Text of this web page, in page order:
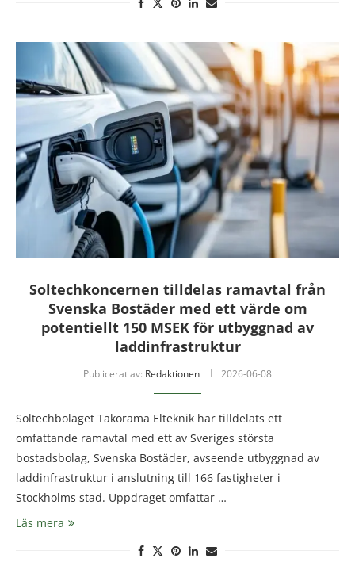
Soltechkoncernen tilldelas ramavtal från
Svenska Bostäder med ett värde om
potentiellt 150 MSEK för utbyggnad av
laddinfrastruktur
Publicerat av: Redaktionen 2026-06-08
Soltechbolaget Takorama Elteknik har tilldelats ett
omfattande ramavtal med ett av Sveriges största
bostadsbolag, Svenska Bostäder, avseende utbyggnad av
laddinfrastruktur i anslutning till 166 fastigheter i
Stockholms stad. Uppdraget omfattar …
Läs mera